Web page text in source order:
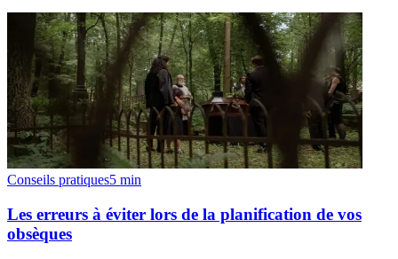
Conseils pratiques5 min
Les erreurs à éviter lors de la planification de vos
obsèques